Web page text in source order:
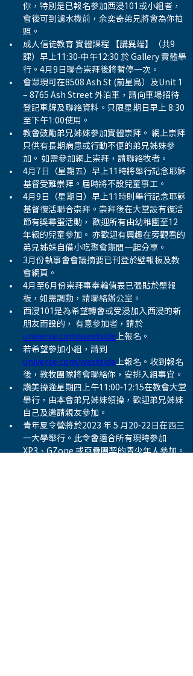
你，特別是已報名參加西浸101或小組者，
會後可到濾水機前，余奕奇弟兄將會為你拍
照。
成人信徒教育 實體課程 【講異端】（共9
課）早上11:30-中午12:30 於 Gallery 實體舉
行。4月9日聯合崇拜後將暫停一次。
會眾現可在8508 Ash St (前星島）及Unit 1
– 8765 Ash Street 外泊車，請向車場招待
登記車牌及聯絡資料。只限星期日早上 8:30
至下午1:00使用。
教會鼓勵弟兄姊妹參加實體崇拜。 網上崇拜
只供有長期病患或行動不便的弟兄姊妹參
加。 如需參加網上崇拜，請聯絡牧者。
4月7日（星期五）早上11時將舉行記念耶穌
基督受難崇拜。屆時將不設兒童事工。
4月9日（星期日）早上11時則舉行記念耶穌
基督復活聯合崇拜。崇拜後在大堂設有復活
節有獎尋蛋活動， 歡迎所有由幼稚園至12
年級的兒童參加。 亦歡迎有興趣在旁觀看的
弟兄姊妹自備小吃聚會期間一起分享。
3月份執事會會議摘要已刊登於壁報板及教
會網頁。
4月至6月份崇拜事奉輪值表已張貼於壁報
板，如需調動，請聯絡辦公室。
西浸101是為希望轉會或受浸加入西浸的新
朋友而設的， 有意參加者，請於
universe.com/westside 上報名。
若希望參加小組，請到
universe.com/westside 上報名。收到報名
後，教牧團隊將會聯絡你，安排入組事宜。
讚美操逢星期四上午11:00-12:15在教會大堂
舉行，由本會弟兄姊妹領操，歡迎弟兄姊妹
自己及邀請親友參加。
青年夏令營將於2023 年 5 月20-22日在西三
一大學舉行。此令會適合所有現時參加
XP3、GZone 或亞疊團契的青少年人參加。